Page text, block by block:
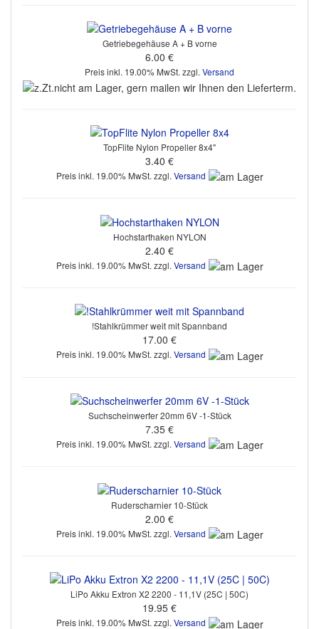
Getriebegehäuse A + B vorne
6.00 €
Preis inkl. 19.00% MwSt. zzgl.Versand
TopFlite Nylon Propeller 8x4"
3.40 €
Preis inkl. 19.00% MwSt. zzgl. Versand
Hochstarthaken NYLON
2.40 €
Preis inkl. 19.00% MwSt. zzgl. Versand
!Stahlkrümmer weit mit Spannband
17.00 €
Preis inkl. 19.00% MwSt. zzgl.Versand
Suchscheinwerfer 20mm 6V -1-Stück
7.35 €
Preis inkl. 19.00% MwSt. zzgl. Versand
Ruderscharnier 10-Stück
2.00 €
Preis inkl. 19.00% MwSt. zzgl. Versand
LiPo Akku Extron X2 2200 - 11,1V (25C | 50C)
19.95 €
Preis inkl. 19.00% MwSt. zzgl.Versand